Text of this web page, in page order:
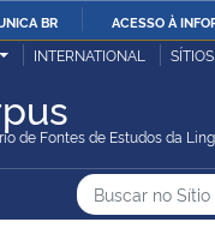
IR
BR ACESSO À
Pública
INTERNATIONAL
de Fontes de Estudos da
do Sítio
Busca
Buscar
Busca: